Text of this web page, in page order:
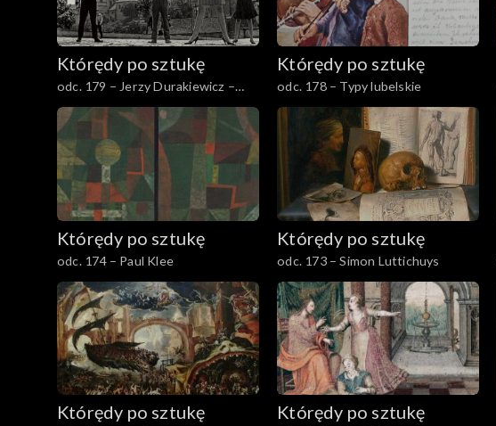
Którędy po sztukę
odc. 179 – Jerzy Durakiewicz –
Kompozycja niebieska
Którędy po sztukę
odc. 178 – Typy lubelskie
Którędy po sztukę
odc. 174 – Paul Klee
Którędy po sztukę
odc. 173 – Simon Luttichuys
Którędy po sztukę Którędy po sztukę